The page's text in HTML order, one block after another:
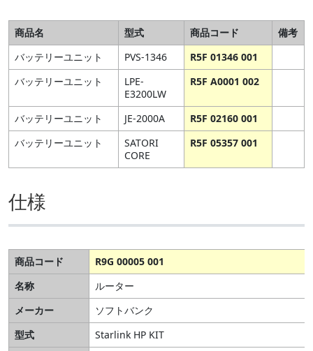
商品名 型式 商品コード
備考
バッテリーユニット
PVS-1346
R5F 01346 001
バッテリーユニット
LPE-
E3200LW
R5F A0001 002
バッテリーユニット JE-2000A
R5F 02160 001
バッテリーユニット
SATORI
CORE
R5F 05357 001
仕様
商品コード
R9G 00005 001
名称
ルーター
メーカー
ソフトバンク
型式
Starlink HP KIT